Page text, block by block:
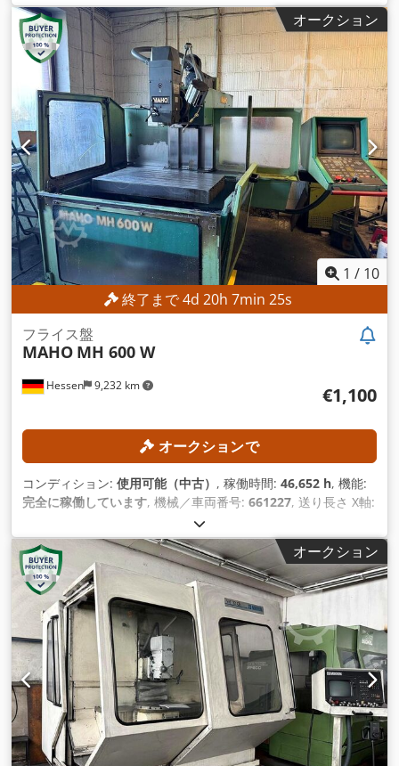
オークション
1 / 10
終了まで4d 20h 7min 22s
Hessen 9,232 km
フライス盤
MAHO MH 600 W
€1,100
オークションで
コンディション: 使用可能（中古） , 稼働時間: 46,652 h , 機能:
完全に稼働しています , 機械／車両番号: 661227 , 送り長さ X軸:
回転速度（最大）:4,000 回転/分, 出力:5.5 キロワット (7.48
馬力), オークション